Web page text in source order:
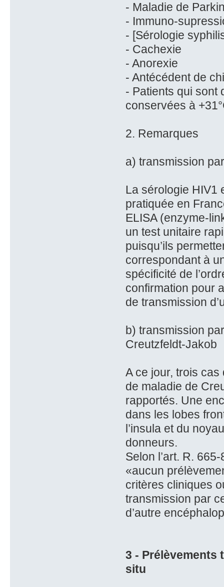
- Maladie de
- Immuno-
- [Sérologie
- Cachexie
- Anorexie
- Antécédent de
- Patients qui sont
conservées à
2. Remarques
a) transmission
La sérologie HIV1
pratiquée en
ELISA (enzyme-
un test unitaire
puisqu’ils
correspondant à
spécificité de
confirmation pour
de transmission
b) transmission
Creutzfeldt-Jakob
A ce jour, trois
de maladie de
rapportés. Une
dans les lobes
l’insula et du
donneurs.
Selon l’art. R.
«aucun
critères cliniques
transmission par
d’autre
3 - Prélèvements
situ